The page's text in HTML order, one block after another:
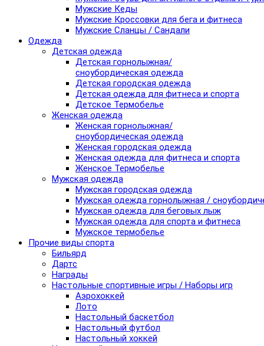
Мужские Кеды
Мужские Кроссовки для бега и фитнеса
Мужские Сланцы / Сандали
Одежда
Детская одежда
Детская горнолыжная/
сноубордическая одежда
Детская городская одежда
Детская одежда для фитнеса и спорта
Детское Термобелье
Женская одежда
Женская горнолыжная/
сноубордическая одежда
Женская городская одежда
Женская одежда для фитнеса и спорта
Женское Термобелье
Мужская одежда
Мужская городская одежда
Мужская одежда горнолыжная /
Мужская одежда для беговых лыж
Мужская одежда для спорта и фитнеса
Мужское термобелье
Прочие виды спорта
Бильярд
Дартс
Награды
Настольные спортивные игры / Наборы игр
Аэрохоккей
Лото
Настольный баскетбол
Настольный футбол
Настольный хоккей